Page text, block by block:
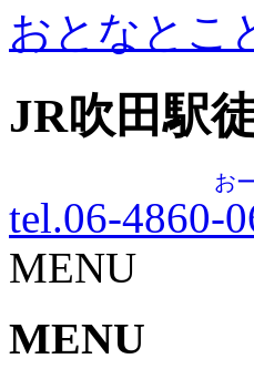
おとなとこ
JR吹田駅
tel.06-4860-
お
MENU
MENU